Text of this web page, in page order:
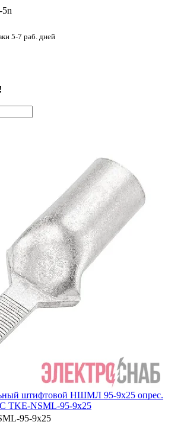
5-7 раб. дней
!
штифтовой НШМЛ 95-9х25 опрес.
TKE-NSML-95-9х25
95-9х25